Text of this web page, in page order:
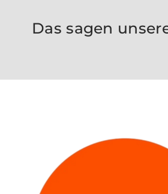
Das sagen